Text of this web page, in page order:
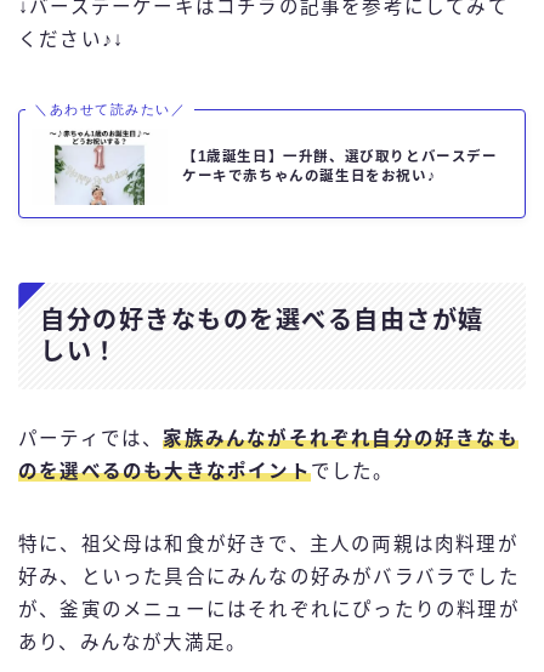
↓バースデーケーキはコチラの記事を参考にしてみて
ください♪↓
＼あわせて読みたい／
【1歳誕生日】一升餅、選び取りとバースデー
ケーキで赤ちゃんの誕生日をお祝い♪
自分の好きなものを選べる自由さが嬉
しい！
パーティでは、家族みんながそれぞれ自分の好きなも
のを選べるのも大きなポイントでした。
特に、祖父母は和食が好きで、主人の両親は肉料理が
好み、といった具合にみんなの好みがバラバラでした
が、釜寅のメニューにはそれぞれにぴったりの料理が
あり、みんなが大満足。